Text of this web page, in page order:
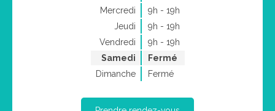
Mercredi
9h - 19h
Jeudi
9h - 19h
Vendredi
9h - 19h
Samedi
Fermé
Dimanche
Fermé